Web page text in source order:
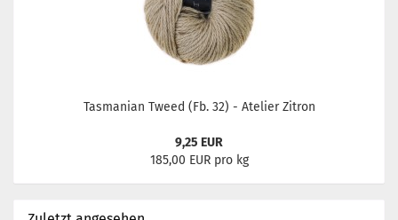
Tasmanian Tweed (Fb. 32) - Atelier Zitron
9,25 EUR
185,00 EUR pro kg